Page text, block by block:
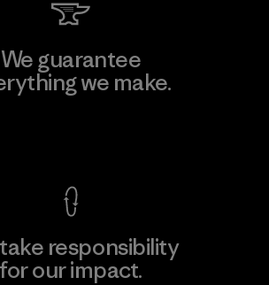
We guarantee
we make.
responsibility
for our impact.